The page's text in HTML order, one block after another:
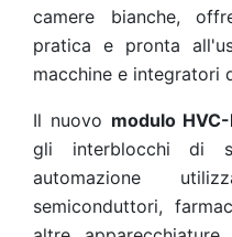
camere bianche,
pratica e pronta
macchine e integratori
Il nuovo modulo
gli interblocchi di
automazione
semiconduttori,